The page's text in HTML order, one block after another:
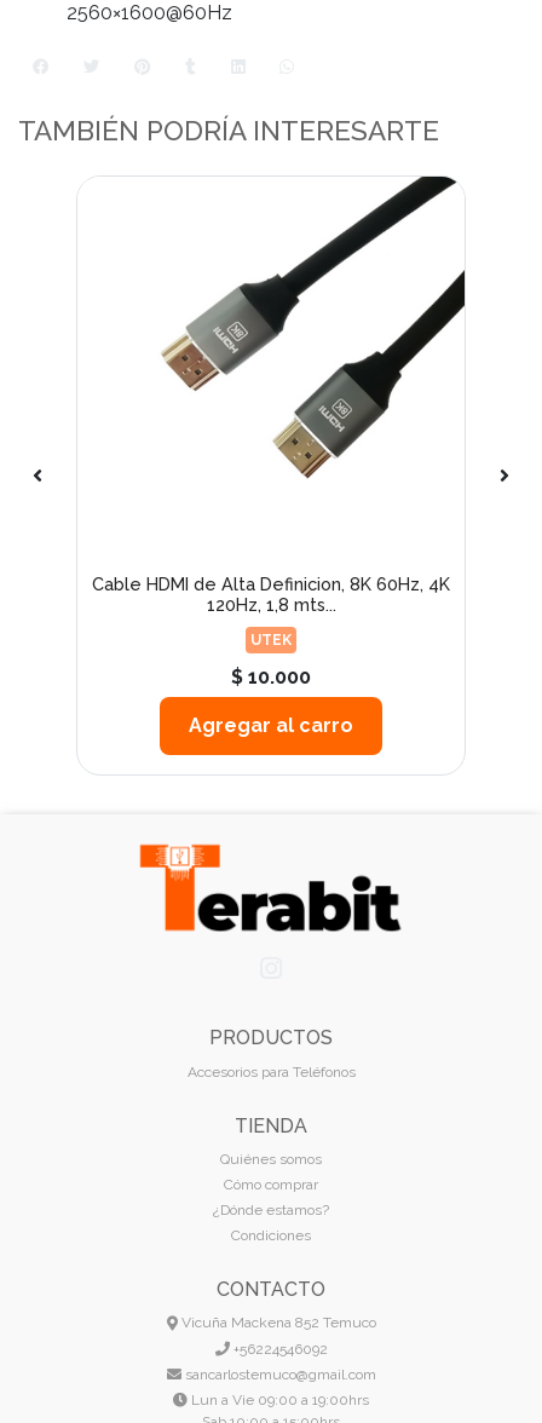
2560×1600@60Hz
TAMBIÉN PODRÍA INTERESARTE
Cable HDMI de Alta Definicion, 8K 60Hz, 4K
120Hz, 1,8 mts...
UTEK
$ 10.000
Agregar al carro
PRODUCTOS
Accesorios para Teléfonos
TIENDA
Quiénes somos
Cómo comprar
¿Dónde estamos?
Condiciones
CONTACTO
Vicuña Mackena 852 Temuco
+56224546092
sancarlostemuco@gmail.com
Lun a Vie 09:00 a 19:00hrs